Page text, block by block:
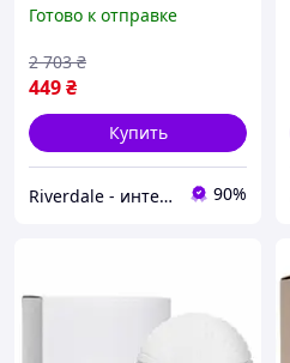
100ml
Готово к отправке
449₴
2 703 ₴
Купить
Riverdale - интернет-магазин 90%